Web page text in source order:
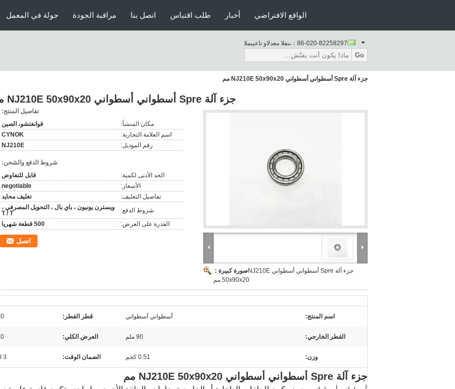
جولة في المعمل مراقبة الجودة اتصل بنا طلب اقتباس أخبار الواقع الافتراضي
المبيعات والدعم الفنى： 86-020-82258297
Go
جزء آلة Spre أسطواني أسطواني NJ210E 50x90x20 مم
جزء آلة Spre أسطواني أسطواني NJ210E 50x90x20 مم
صورة كبيرة :جزء آلة Spre أسطواني أسطواني NJ210E
50x90x20 مم
تفاصيل المنتج:
مكان المنشأ:
قوانغتشو، الصين
اسم العلامة التجارية:
CYNOK
رقم الموديل:
NJ210E
شروط الدفع والشحن:
الحد الأدنى لكمية:
قابل للتفاوض
الأسعار:
negotiable
تفاصيل التغليف:
تغليف محايد
شروط الدفع:
ويسترن يونيون ، باي بال ، التحويل المصرفي ،
T / T
القدرة على العرض:
500 قطعة شهريا
اتصل
اسم المنتج: أسطواني أسطواني قطر القطر:
القطر الخارجي: 90 ملم العرض الكلي:
وزن: 0.51 كجم الضمان الوقت: 3 اشهر
جزء آلة Spre أسطواني أسطواني NJ210E 50x90x20 مم